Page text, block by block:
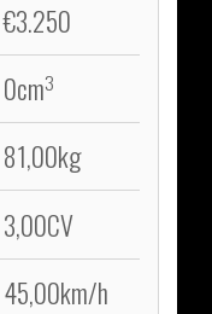
€3.250
0cm3
81,00kg
3,00CV
45,00km/h